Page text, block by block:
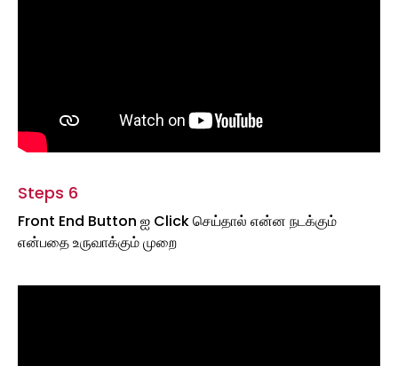
Steps 6
Front End Button ஐ Click செய்தால் என்ன நடக்கும்
என்பதை உருவாக்கும் முறை